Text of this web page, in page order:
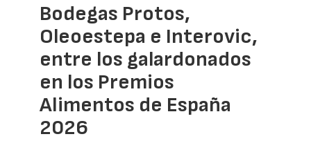
Bodegas Protos,
Oleoestepa e Interovic,
entre los galardonados
en los Premios
Alimentos de España
2026